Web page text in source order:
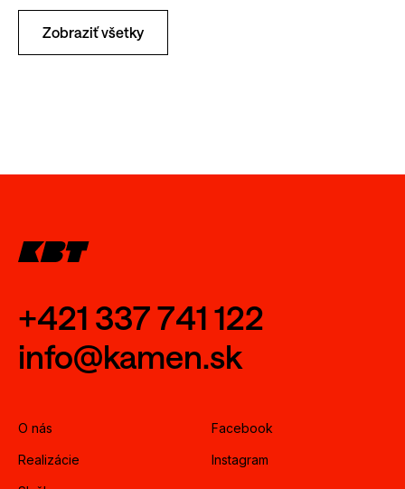
Zobraziť všetky
+421 337 741 122
info@kamen.sk
O nás
Realizácie
Facebook
Instagram